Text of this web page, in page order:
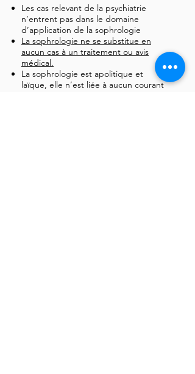
Les cas relevant de la psychiatrie
n’entrent pas dans le domaine
d’application de la sophrologie
La sophrologie ne se substitue en
aucun cas à un traitement ou avis
médical.
La sophrologie est apolitique et
laïque, elle n’est liée à aucun courant